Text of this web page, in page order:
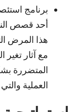
برنامج
أحد قصص
هذا المرض
مع آثار تغير
المتضررة
العملية